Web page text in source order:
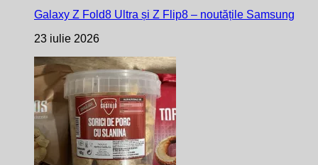
Galaxy Z Fold8 Ultra și Z Flip8 – noutățile Samsung
23 iulie 2026